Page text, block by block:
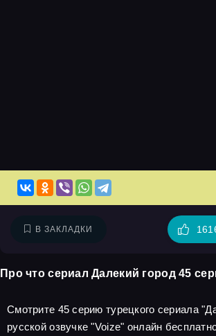
В ЗАКЛАДКИ
Про что сериал Далекий город 45
Смотрите 45 серию турецкого сериала
русской озвучке "Voize" онлайн